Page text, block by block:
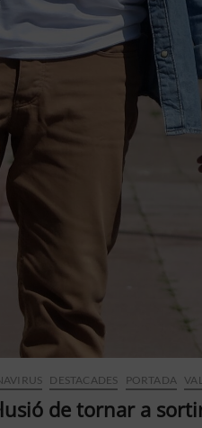
DESTACADES PORTADA
de tornar a